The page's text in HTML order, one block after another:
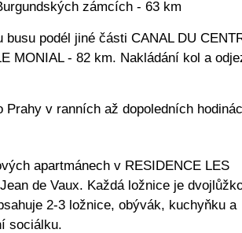
zámcích - 63 km
busu podél jiné části CANAL DU
MONIAL - 82 km. Nakládání kol a
Prahy v ranních až dopoledních
apartmánech v RESIDENCE LES
de Vaux. Každá ložnice je
2-3 ložnice, obývák, kuchyňku a
sociálku.